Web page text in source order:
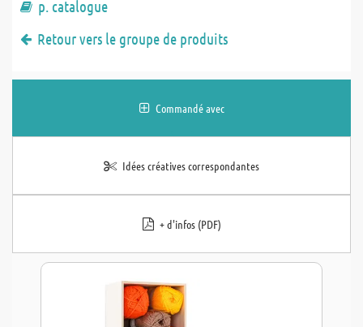
p. catalogue
Retour vers le groupe de produits
Commandé avec
Idées créatives correspondantes
+ d'infos (PDF)